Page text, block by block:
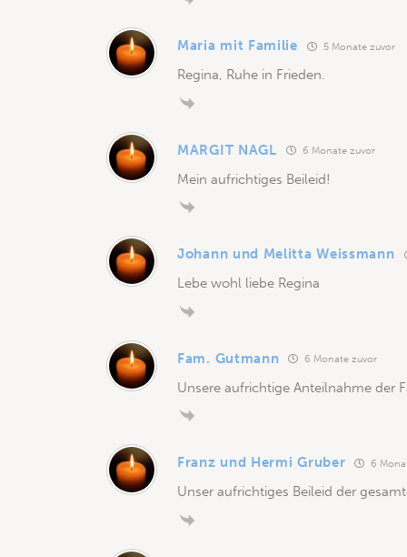
Maria mit Familie 5 Monate zuvor
Regina, Ruhe in Frieden.
MARGIT NAGL 6 Monate zuvor
Mein aufrichtiges Beileid!
Johann und Melitta Weissmann
Lebe wohl liebe Regina
Fam. Gutmann 6 Monate zuvor
Unsere aufrichtige Anteilnahme der
Franz und Hermi Gruber 6
Unser aufrichtiges Beileid der